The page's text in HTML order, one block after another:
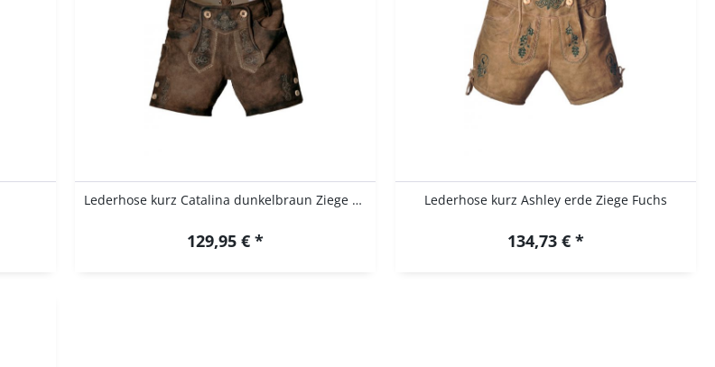
Lederhose kurz Catalina dunkelbraun Ziege Fuchs
129,95 € *
Lederhose kurz Ashley erde Ziege Fuchs
134,73 € *